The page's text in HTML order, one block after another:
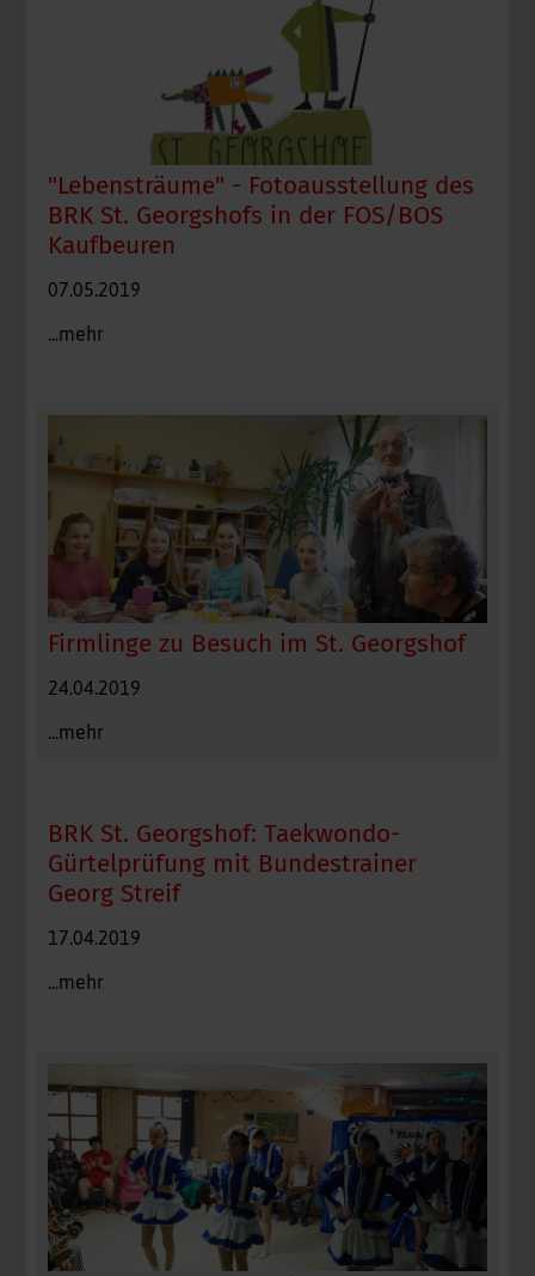
"Lebensträume" - Fotoausstellung des
BRK St. Georgshofs in der FOS/BOS
Kaufbeuren
07.05.2019
...mehr
Firmlinge zu Besuch im St. Georgshof
24.04.2019
...mehr
BRK St. Georgshof: Taekwondo-
Gürtelprüfung mit Bundestrainer
Georg Streif
17.04.2019
...mehr